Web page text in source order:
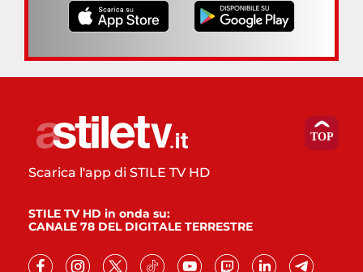
Scarica l'app di STILE TV HD
STILE TV HD in onda su:
CANALE 78 DEL DIGITALE TERRESTRE